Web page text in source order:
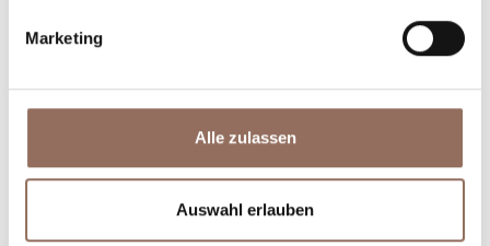
Marketing
Alle zulassen
Auswahl erlauben